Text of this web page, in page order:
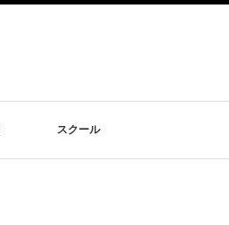
スクール